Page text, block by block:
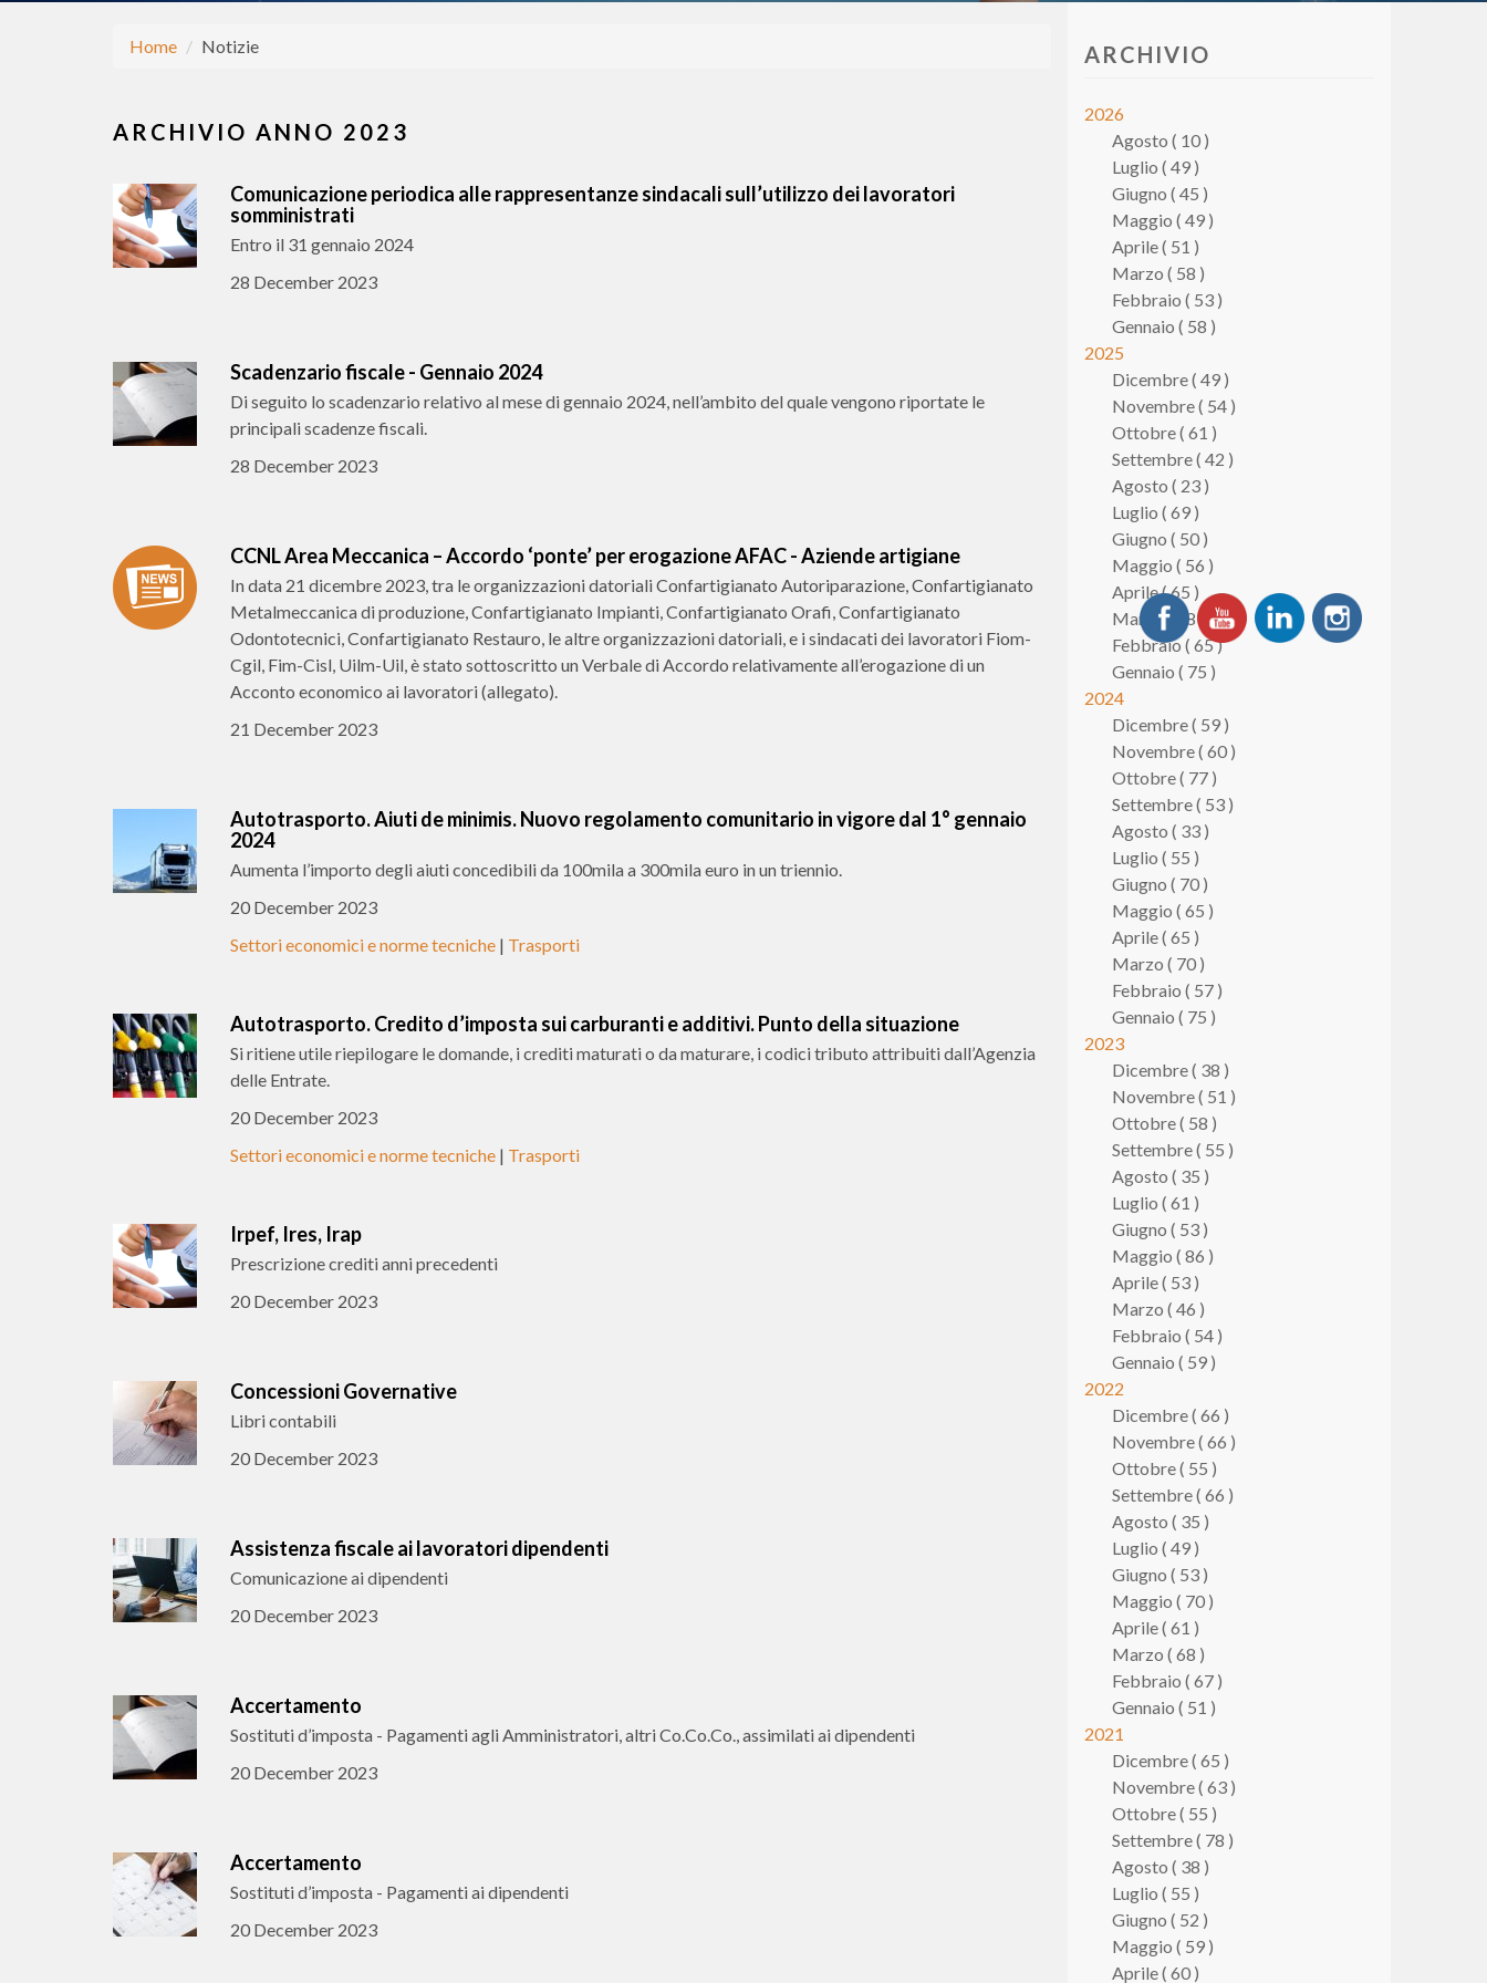
Home Notizie
ARCHIVIO ANNO 2023
Comunicazione periodica alle rappresentanze sindacali sull’utilizzo dei lavoratori
somministrati
Entro il 31 gennaio 2024
28 December 2023
Scadenzario fiscale - Gennaio 2024
Di seguito lo scadenzario relativo al mese di gennaio 2024, nell’ambito del quale vengono riportate le
principali scadenze fiscali.
28 December 2023
CCNL Area Meccanica – Accordo ‘ponte’ per erogazione AFAC - Aziende artigiane
In data 21 dicembre 2023, tra le organizzazioni datoriali Confartigianato Autoriparazione, Confartigianato
Metalmeccanica di produzione, Confartigianato Impianti, Confartigianato Orafi, Confartigianato
Odontotecnici, Confartigianato Restauro, le altre organizzazioni datoriali, e i sindacati dei lavoratori Fiom-
Cgil, Fim-Cisl, Uilm-Uil, è stato sottoscritto un Verbale di Accordo relativamente all’erogazione di un
Acconto economico ai lavoratori (allegato).
21 December 2023
Autotrasporto. Aiuti de minimis. Nuovo regolamento comunitario in vigore dal 1° gennaio
2024
Aumenta l’importo degli aiuti concedibili da 100mila a 300mila euro in un triennio.
20 December 2023
Settori economici e norme tecniche | Trasporti
Autotrasporto. Credito d’imposta sui carburanti e additivi. Punto della situazione
Si ritiene utile riepilogare le domande, i crediti maturati o da maturare, i codici tributo attribuiti dall’Agenzia
delle Entrate.
20 December 2023
Settori economici e norme tecniche | Trasporti
Irpef, Ires, Irap
Prescrizione crediti anni precedenti
20 December 2023
Concessioni Governative
Libri contabili
20 December 2023
Assistenza fiscale ai lavoratori dipendenti
Comunicazione ai dipendenti
20 December 2023
Accertamento
Sostituti d’imposta - Pagamenti agli Amministratori, altri Co.Co.Co., assimilati ai dipendenti
20 December 2023
Accertamento
Sostituti d’imposta - Pagamenti ai dipendenti
20 December 2023
ARCHIVIO
2026
Agosto ( 10 )
Luglio ( 49 )
Giugno ( 45 )
Maggio ( 49 )
Aprile ( 51 )
Marzo ( 58 )
Febbraio ( 53 )
Gennaio ( 58 )
2025
Dicembre ( 49 )
Novembre ( 54 )
Ottobre ( 61 )
Settembre ( 42 )
Agosto ( 23 )
Luglio ( 69 )
Giugno ( 50 )
Maggio ( 56 )
Aprile ( 65 )
Marzo ( 58 )
Febbraio ( 65 )
Gennaio ( 75 )
2024
Dicembre ( 59 )
Novembre ( 60 )
Ottobre ( 77 )
Settembre ( 53 )
Agosto ( 33 )
Luglio ( 55 )
Giugno ( 70 )
Maggio ( 65 )
Aprile ( 65 )
Marzo ( 70 )
Febbraio ( 57 )
Gennaio ( 75 )
2023
Dicembre ( 38 )
Novembre ( 51 )
Ottobre ( 58 )
Settembre ( 55 )
Agosto ( 35 )
Luglio ( 61 )
Giugno ( 53 )
Maggio ( 86 )
Aprile ( 53 )
Marzo ( 46 )
Febbraio ( 54 )
Gennaio ( 59 )
2022
Dicembre ( 66 )
Novembre ( 66 )
Ottobre ( 55 )
Settembre ( 66 )
Agosto ( 35 )
Luglio ( 49 )
Giugno ( 53 )
Maggio ( 70 )
Aprile ( 61 )
Marzo ( 68 )
Febbraio ( 67 )
Gennaio ( 51 )
2021
Dicembre ( 65 )
Novembre ( 63 )
Ottobre ( 55 )
Settembre ( 78 )
Agosto ( 38 )
Luglio ( 55 )
Giugno ( 52 )
Maggio ( 59 )
Aprile ( 60 )